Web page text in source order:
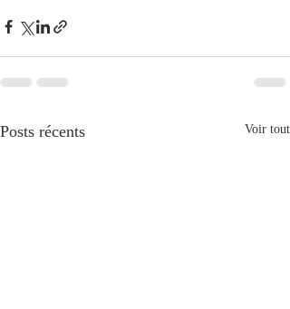
Posts récents Voir tout